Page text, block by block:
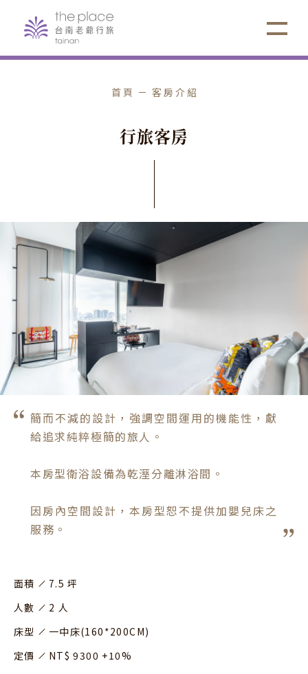
首頁 客房介紹
行旅客房
簡而不減的設計，強調空間運用的機能性，獻
給追求純粹極簡的旅人。
本房型衛浴設備為乾溼分離淋浴間。
因房內空間設計，本房型恕不提供加嬰兒床之
服務。
面積
7.5 坪
人數
2 人
床型
一中床(160*200CM)
定價
NT$ 9300 +10%